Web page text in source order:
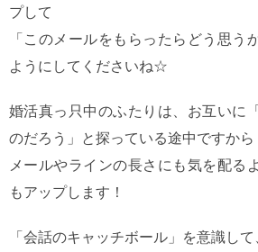
プして
「このメールをもらったらどう思う
ようにしてくださいね☆
婚活真っ只中のふたりは、お互いに
のだろう」と探っている途中ですから
メールやラインの長さにも気を配る
もアップします！
「会話のキャッチボール」を意識して、